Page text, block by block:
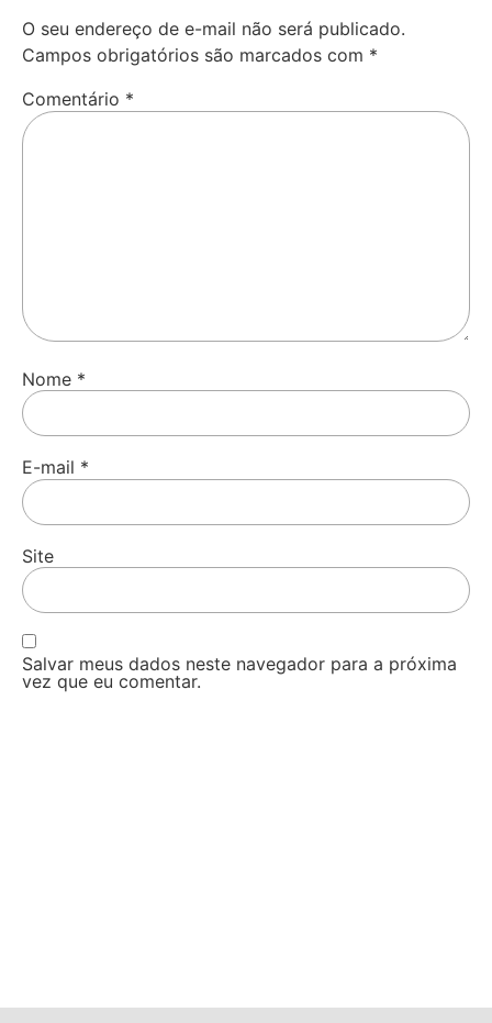
O seu endereço de e-mail não será publicado.
Campos obrigatórios são marcados com *
Comentário *
Nome *
E-mail *
Site
Salvar meus dados neste navegador para a próxima
vez que eu comentar.